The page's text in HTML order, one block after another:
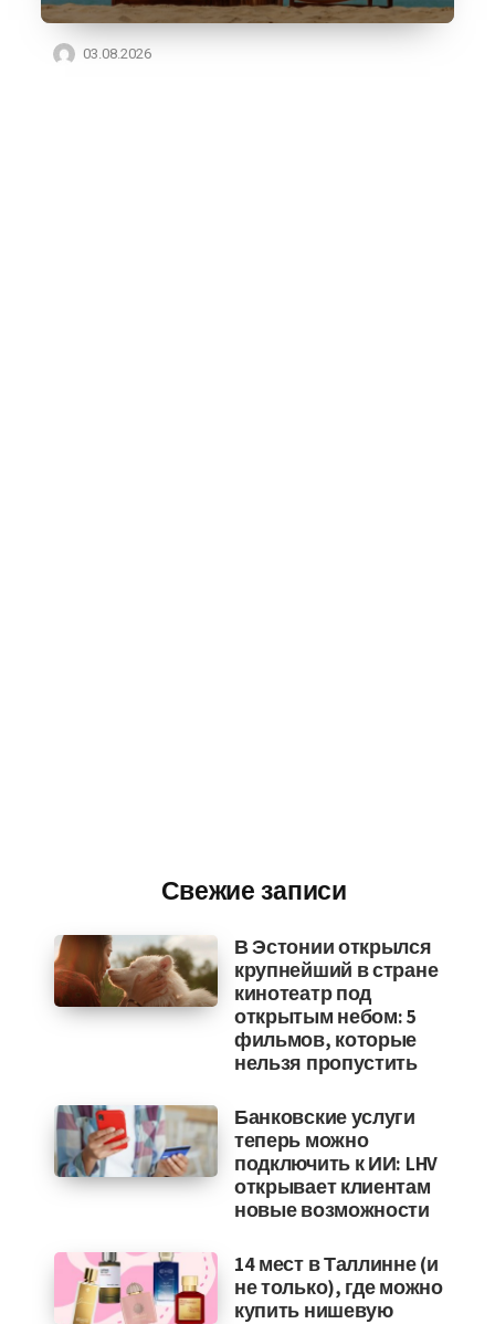
03.08.2026
Свежие записи
В Эстонии открылся
крупнейший в стране
кинотеатр под
открытым небом: 5
фильмов, которые
нельзя пропустить
Банковские услуги
теперь можно
подключить к ИИ: LHV
открывает клиентам
новые возможности
14 мест в Таллинне (и
не только), где можно
купить нишевую